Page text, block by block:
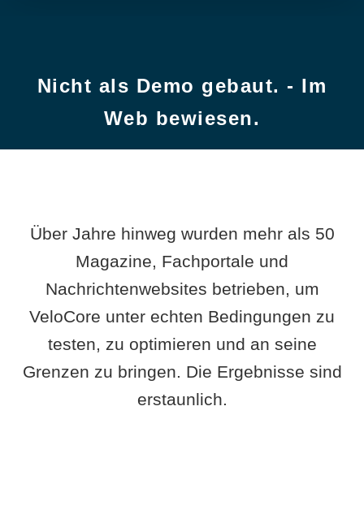
Nicht als Demo gebaut. - Im
Web bewiesen.
Über Jahre hinweg wurden mehr als 50
Magazine, Fachportale und
Nachrichtenwebsites betrieben, um
VeloCore unter echten Bedingungen zu
testen, zu optimieren und an seine
Grenzen zu bringen. Die Ergebnisse sind
erstaunlich.